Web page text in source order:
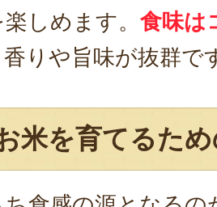
しめます。 食味は
りや旨味が抜群で
米を育てるた